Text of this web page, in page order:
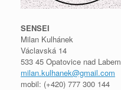
SENSEI
Milan Kulhánek
Václavská 14
533 45 Opatovice nad Labem
milan.kulhanek@gmail.com
mobil: (+420) 777 300 144